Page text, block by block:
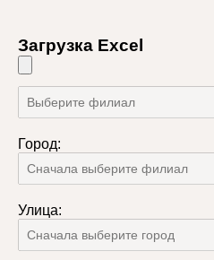
Загрузка Excel
Город:
Улица: